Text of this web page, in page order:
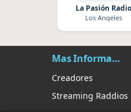
La Pasión Radio
Los Angeles
Mas Información
Creadores
Streaming Raddios